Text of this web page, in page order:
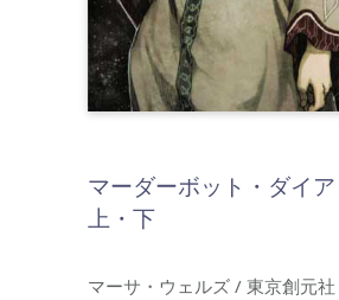
マーダーボット・ダイ
上・下
マーサ・ウェルズ / 東京創元社